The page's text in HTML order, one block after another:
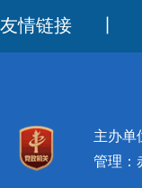
友情链接
主办单
管理：